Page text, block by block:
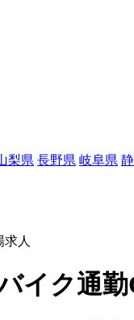
梨県 長野県 岐阜県
人
イク通